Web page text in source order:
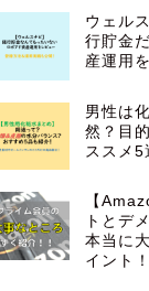
ウェル
行貯金
産運用
男性は
然？目
ススメ5
【
トとデ
本当に
イント！